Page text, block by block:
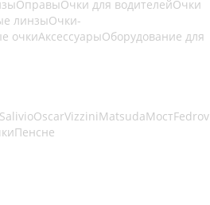
ОправыОчки для водителейОчки
линзыОчки-
очкиАксессуарыОборудование для
SalivioOscarVizziniMatsudaМостFedrov
Пенсне